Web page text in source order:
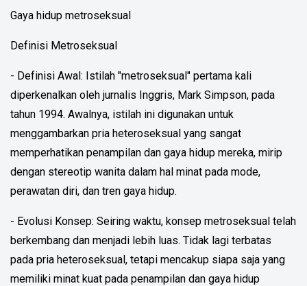
Gaya hidup metroseksual
Definisi Metroseksual
- Definisi Awal: Istilah "metroseksual" pertama kali
diperkenalkan oleh jurnalis Inggris, Mark Simpson, pada
tahun 1994. Awalnya, istilah ini digunakan untuk
menggambarkan pria heteroseksual yang sangat
memperhatikan penampilan dan gaya hidup mereka, mirip
dengan stereotip wanita dalam hal minat pada mode,
perawatan diri, dan tren gaya hidup.
- Evolusi Konsep: Seiring waktu, konsep metroseksual telah
berkembang dan menjadi lebih luas. Tidak lagi terbatas
pada pria heteroseksual, tetapi mencakup siapa saja yang
memiliki minat kuat pada penampilan dan gaya hidup